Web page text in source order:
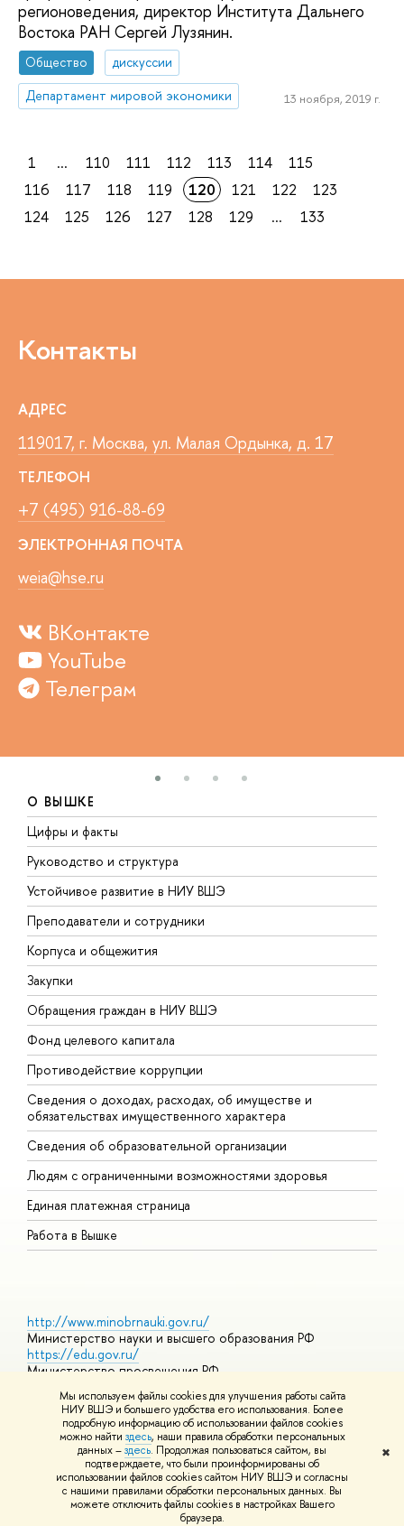
Мы используем файлы cookies для улучшения работы сайта
НИУ ВШЭ и большего удобства его использования. Более
подробную информацию об использовании файлов cookies
можно найти здесь, наши правила обработки персональных
данных –здесь. Продолжая пользоваться сайтом, вы
подтверждаете, что были проинформированы об
использовании файлов cookies сайтом НИУ ВШЭ и согласны
с нашими правилами обработки персональных данных. Вы
можете отключить файлы cookies в настройках Вашего
браузера.
✖
регионоведения, директор Института Дальнего
Востока РАН Сергей Лузянин.
Общество
дискуссии
Департамент мировой экономики
13 ноября, 2019 г.
1 ... 110 111 112 113 114
115
116
117 118 119 120 121 122
123
124
125 126 127 128 129 ... 133
Контакты
АДРЕС
119017, г. Москва, ул. Малая Ордынка, д. 17
ТЕЛЕФОН
+7 (495) 916-88-69
ЭЛЕКТРОННАЯ ПОЧТА
weia@hse.ru
ВКонтакте
YouTube
Телеграм
О ВЫШКЕ
Цифры и факты
Руководство и структура
Устойчивое развитие в НИУ ВШЭ
Преподаватели и сотрудники
Корпуса и общежития
Закупки
Обращения граждан в НИУ ВШЭ
Фонд целевого капитала
Противодействие коррупции
Сведения о доходах, расходах, об имуществе и
обязательствах имущественного характера
Сведения об образовательной организации
Людям с ограниченными возможностями здоровья
Единая платежная страница
Работа в Вышке
http://www.minobrnauki.gov.ru/
Министерство науки и высшего образования РФ
https://edu.gov.ru/
Министерство просвещения РФ
Массовые открытые онлайн-курсы
© НИУ ВШЭ 1993–2026 Адреса и контактыУсловия
использования материалов Политика конфиденциальности
Шрифты HSE Sans и HSE Slab разработаны вШколе дизайна НИУ